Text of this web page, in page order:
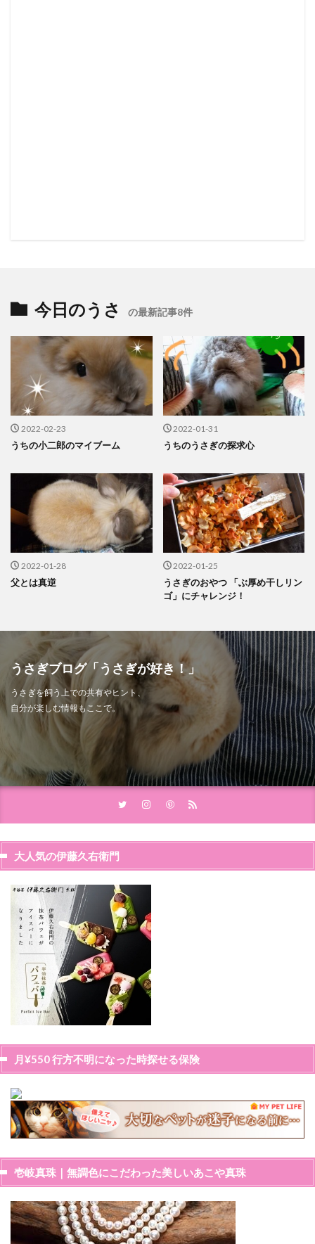
今日のうさ の最新記事8件
2022-02-23
うちの小二郎のマイブーム
2022-01-31
うちのうさぎの探求心
2022-01-28
父とは真逆
2022-01-25
うさぎのおやつ 「ぶ厚め干しリン
ゴ」にチャレンジ！
うさぎブログ「うさぎが好き！」
うさぎを飼う上での共有やヒント、
自分が楽しむ情報もここで。
大人気の伊藤久右衛門
月¥550 行方不明になった時探せる保険
壱岐真珠｜無調色にこだわった美しいあこや真珠